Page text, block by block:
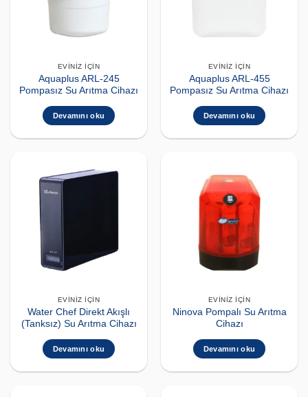
EVINIZ İÇIN
Aquaplus ARL-245
Pompasız Su Arıtma Cihazı
Devamını oku
EVINIZ İÇIN
Aquaplus ARL-455
Pompasız Su Arıtma Cihazı
Devamını oku
EVINIZ İÇIN
Water Chef Direkt Akışlı
(Tanksız) Su Arıtma Cihazı
Devamını oku
EVINIZ İÇIN
Ninova Pompalı Su Arıtma
Cihazı
Devamını oku